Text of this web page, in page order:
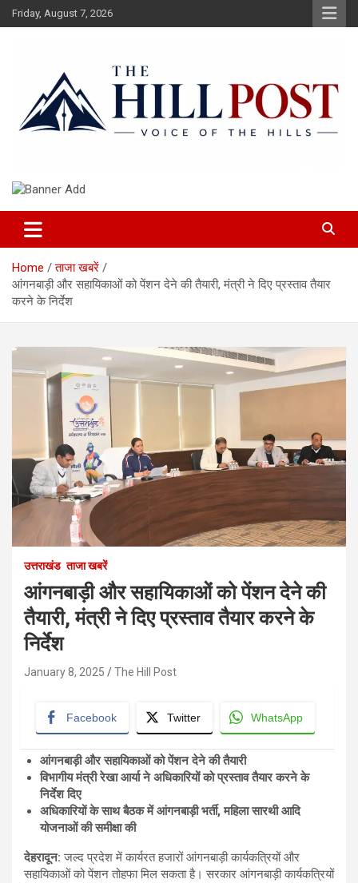
Skip
to
Friday, August 7, 2026
The Hillpost
Home
ताजा खबरें
आंगनबाड़ी और सहायिकाओं को पेंशन देने की तैयारी, मंत्री ने दिए प्रस्ताव तैयार
करने के निर्देश
उत्तराखंड ताजा खबरें
आंगनबाड़ी और सहायिकाओं को पेंशन देने की
तैयारी, मंत्री ने दिए प्रस्ताव तैयार करने के
निर्देश
January 8, 2025 The Hill Post
Facebook Twitter WhatsApp
आंगनबाड़ी और सहायिकाओं को पेंशन देने की तैयारी
विभागीय मंत्री रेखा आर्या ने अधिकारियों को प्रस्ताव तैयार करने के
निर्देश दिए
अधिकारियों के साथ बैठक में आंगनबाड़ी भर्ती,महिला सारथी आदि
योजनाओं की समीक्षा की
देहरादून: जल्द प्रदेश में कार्यरत हजारों आंगनबाड़ी कार्यकत्रियों और
सहायिकाओं को पेंशन तोहफा मिल सकता है। सरकार आंगनबाड़ी कार्यकत्रियों